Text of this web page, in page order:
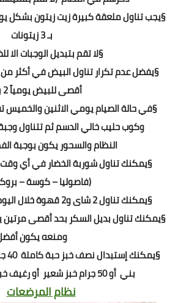
§يجب تناول ملعقة كبيرة زيت زيتون بشكل
بـ 3 زيتونات
§لا تقم بتبديل الوجبات الا
§يفضل عدم تكرار تناول البيض في أكثر
أقصى للبيض يومياً 2 بيضة
§في حالة الصيام يومي الاثنين والخميس
وكوب حليب خالي الدسم ثم تتناول
النظام والسحور يكون بوجبة
§يمكنك تناول شوربة الخضار في أي وقت
(فاصوليا – كوسة –
§يمكنك تناول 2 شاى و2 قهوة خلال اليوم ولكن بدون سكر_
§يمكنك تناول بديل السكر بحد أقصى
ومنعه يكون
§يمكنك إستبدالنصف خبز حبة كاملة 40 جرام (بلدي)
بني أو50 جرام خبز شعير أورغيف خبز
نظام المرضعات